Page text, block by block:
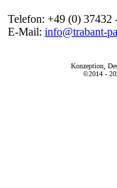
Telefon: +49 (0) 37432
E-Mail: info@trabant-
Konzeption,
©2014 -